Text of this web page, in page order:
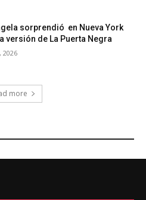
sorprendió en Nueva York
versión de La Puerta Negra
2026
more